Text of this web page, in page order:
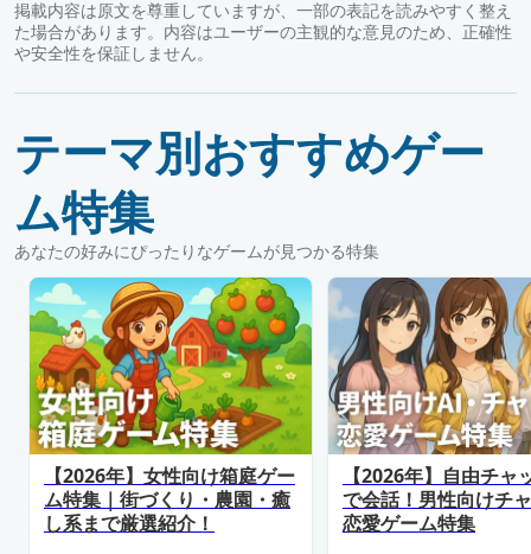
掲載内容は原文を尊重していますが、一部の表記を読みやすく整え
た場合があります。内容はユーザーの主観的な意見のため、正確性
や安全性を保証しません。
テーマ別おすすめゲー
ム特集
あなたの好みにぴったりなゲームが見つかる特集
【2026年】女性向け箱庭ゲー
ム特集｜街づくり・農園・癒
し系まで厳選紹介！
【2026年】自由チャ
で会話！男性向けチ
恋愛ゲーム特集